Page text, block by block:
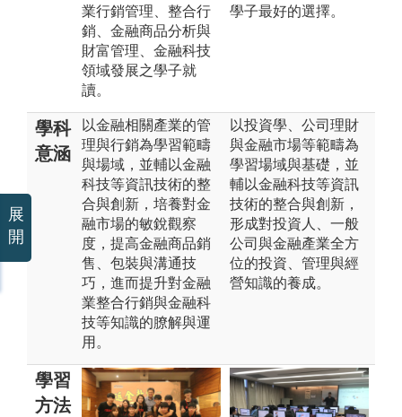
業行銷管理、整合行
銷、金融商品分析與
財富管理、金融科技
領域發展之學子就
讀。
學子最好的選擇。
學科
意涵
以金融相關產業的管
理與行銷為學習範疇
與場域，並輔以金融
科技等資訊技術的整
合與創新，培養對金
融市場的敏銳觀察
度，提高金融商品銷
售、包裝與溝通技
巧，進而提升對金融
業整合行銷與金融科
技等知識的膫解與運
用。
以投資學、公司理財
與金融市場等範疇為
學習場域與基礎，並
輔以金融科技等資訊
技術的整合與創新，
形成對投資人、一般
公司與金融產業全方
位的投資、管理與經
營知識的養成。
學習
方法
展
開